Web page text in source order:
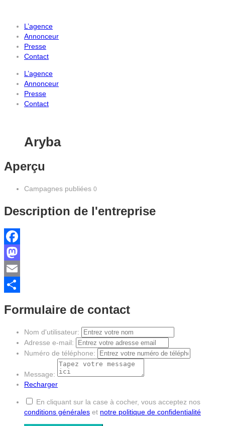
L’agence
Annonceur
Presse
Contact
L’agence
Annonceur
Presse
Contact
Aryba
Aperçu
Campagnes publiées 0
Description de l'entreprise
Facebook
Mastodon
Email
Formulaire de contact
Nom d'utilisateur:
Adresse e-mail:
Numéro de téléphone:
Message:
Recharger
En cliquant sur la case à cocher, vous acceptez nos
conditions générales et notre politique de confidentialité